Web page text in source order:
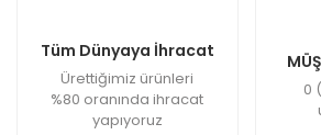
Tüm Dünyaya İhracat
Ürettiğimiz ürünleri
%80 oranında ihracat
yapıyoruz
0